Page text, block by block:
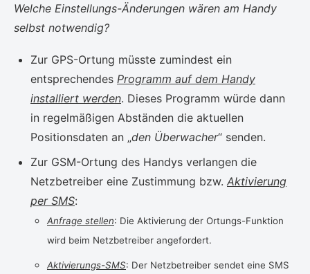
Welche Einstellungs-Änderungen wären am Handy
selbst notwendig?
Zur GPS-Ortung müsste zumindest ein
entsprechendes Programm auf dem Handy
installiert werden. Dieses Programm würde dann
in regelmäßigen Abständen die aktuellen
Positionsdaten an „den Überwacher“ senden.
Zur GSM-Ortung des Handys verlangen die
Netzbetreiber eine Zustimmung bzw. Aktivierung
per SMS:
Anfrage stellen: Die Aktivierung der Ortungs-Funktion
wird beim Netzbetreiber angefordert.
Aktivierungs-SMS: Der Netzbetreiber sendet eine SMS